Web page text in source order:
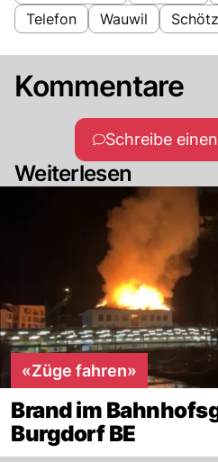
Telefon
Wauwil Schötz
Kommentare
Schreibe
Weiterlesen
«Züge fahren»
Brand im
Burgdorf BE